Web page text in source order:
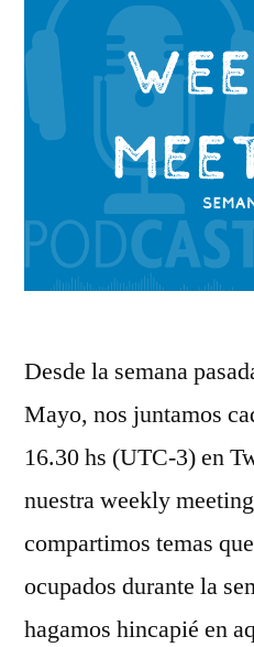
Desde la semana
Mayo, nos juntamos
16.30 hs (UTC-3) en
nuestra weekly
compartimos temas
ocupados durante la
hagamos hincapié en